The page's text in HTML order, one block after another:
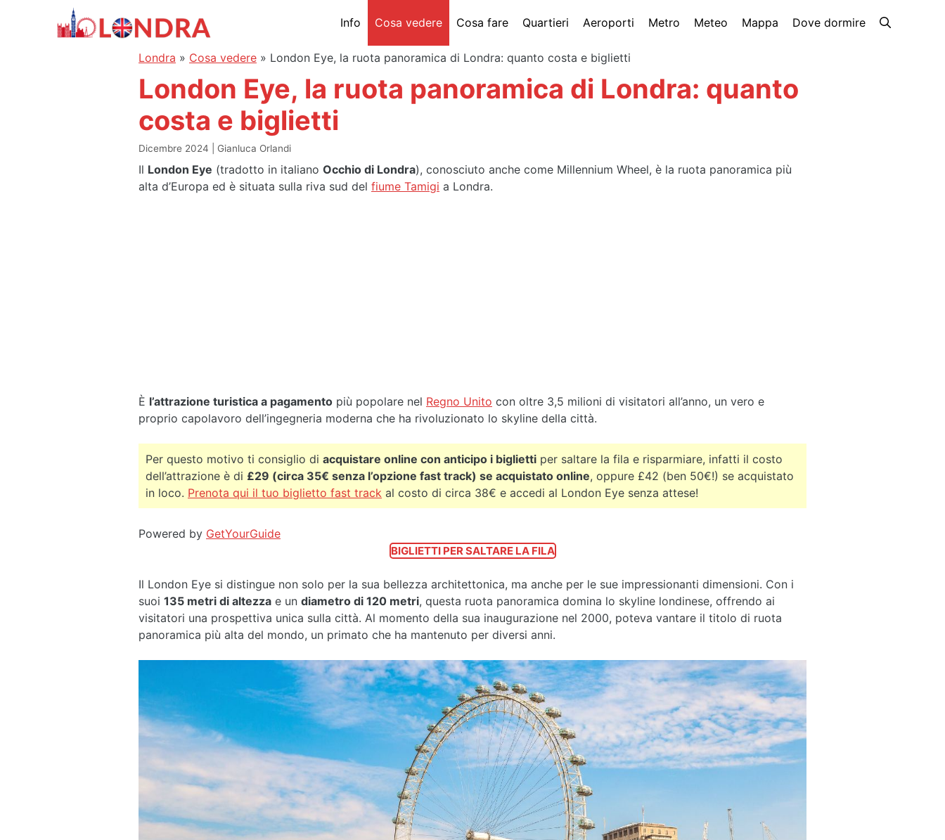
Info Cosa vedere Cosa fare Quartieri Aeroporti Metro Meteo Mappa Dove dormire
Londra » Cosa vedere » London Eye, la ruota panoramica di Londra: quanto costa e biglietti
London Eye, la ruota panoramica di Londra: quanto
costa e biglietti
Dicembre 2024 Gianluca Orlandi
Il London Eye (tradotto in italiano Occhio di Londra), conosciuto anche come Millennium Wheel, è la ruota panoramica più
alta d’Europa ed è situata sulla riva sud del fiume Tamigi a Londra.
È l’attrazione turistica a pagamento più popolare nel Regno Unito con oltre 3,5 milioni di visitatori all’anno, un vero e
proprio capolavoro dell’ingegneria moderna che ha rivoluzionato lo skyline della città.
Per questo motivo ti consiglio di acquistare online con anticipo i biglietti per saltare la fila e risparmiare, infatti il costo
dell’attrazione è di £29 (circa 35€ senza l’opzione fast track) se acquistato online, oppure £42 (ben 50€!) se acquistato
in loco. Prenota qui il tuo biglietto fast track al costo di circa 38€ e accedi al London Eye senza attese!
Powered by GetYourGuide
BIGLIETTI PER SALTARE LA FILA
Il London Eye si distingue non solo per la sua bellezza architettonica, ma anche per le sue impressionanti dimensioni. Con i
suoi 135 metri di altezza e un diametro di 120 metri, questa ruota panoramica domina lo skyline londinese, offrendo ai
visitatori una prospettiva unica sulla città. Al momento della sua inaugurazione nel 2000, poteva vantare il titolo di ruota
panoramica più alta del mondo, un primato che ha mantenuto per diversi anni.